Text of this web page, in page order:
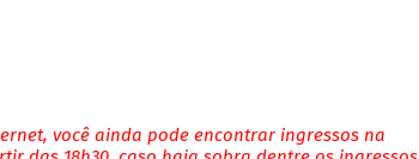
você ainda pode encontrar ingressos na